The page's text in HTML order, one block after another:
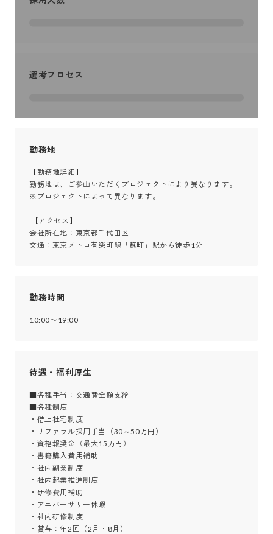
選考プロセス
勤務地
【勤務地詳細】
勤務地は、ご参画いただくプロジェクトにより異なります。
※プロジェクトによって異なります。
会社所在地：東京都千代田区
交通：東京メトロ有楽町線「麹町」駅から徒歩1分
勤務時間
10:00〜19:00
待遇・福利厚生
■各種手当：交通費全額支給
■各種制度
・借上社宅制度
・リファラル採用手当（30～50万円）
・資格報奨金（最大15万円）
・書籍購入費用補助
・社内副業制度
・社内起業推進制度
・研修費用補助
・アニバーサリー休暇
・社内研修制度
・賞与：年2回（2月・8月）